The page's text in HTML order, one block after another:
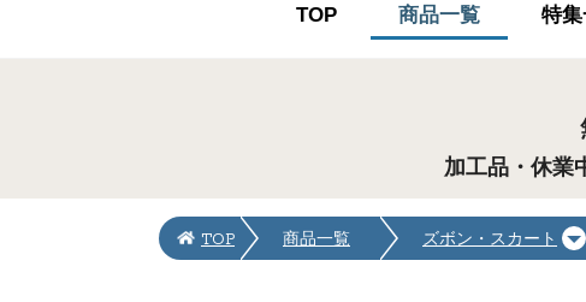
TOP 商品一覧 特
加工品・休業
TOP 商品一覧 ズボン・スカート